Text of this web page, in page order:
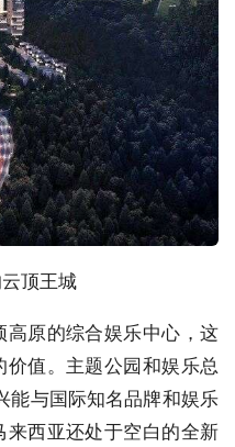
顶王城
原的综合娱乐中心，这
值。主题公园和娱乐总
能与国际知名品牌和娱乐
西亚还处于空白的全新